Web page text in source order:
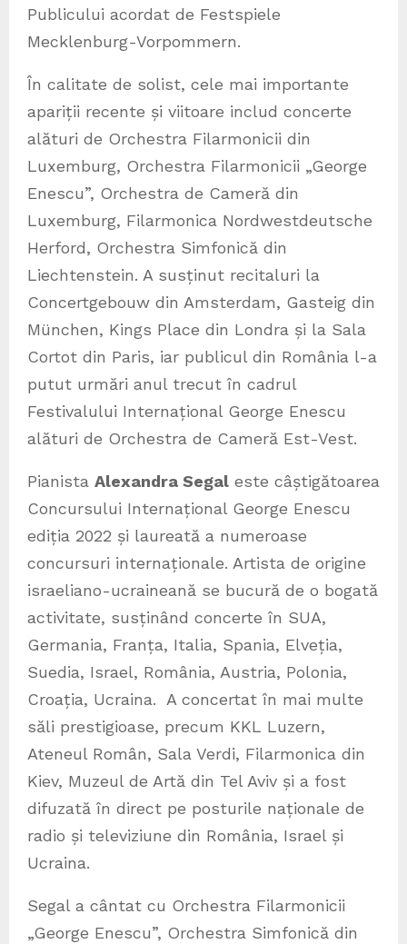
Publicului acordat de Festspiele
Mecklenburg-Vorpommern.
În calitate de solist, cele mai importante
apariții recente și viitoare includ concerte
alături de Orchestra Filarmonicii din
Luxemburg, Orchestra Filarmonicii „George
Enescu”, Orchestra de Cameră din
Luxemburg, Filarmonica Nordwestdeutsche
Herford, Orchestra Simfonică din
Liechtenstein. A susținut recitaluri la
Concertgebouw din Amsterdam, Gasteig din
München, Kings Place din Londra și la Sala
Cortot din Paris, iar publicul din România l-a
putut urmări anul trecut în cadrul
Festivalului Internațional George Enescu
alături de Orchestra de Cameră Est-Vest.
Pianista Alexandra Segal este câștigătoarea
Concursului Internațional George Enescu
ediția 2022 și laureată a numeroase
concursuri internaționale. Artista de origine
israeliano-ucraineană se bucură de o bogată
activitate, susținând concerte în SUA,
Germania, Franța, Italia, Spania, Elveția,
Suedia, Israel, România, Austria, Polonia,
Croația, Ucraina. A concertat în mai multe
săli prestigioase, precum KKL Luzern,
Ateneul Român, Sala Verdi, Filarmonica din
Kiev, Muzeul de Artă din Tel Aviv și a fost
difuzată în direct pe posturile naționale de
radio și televiziune din România, Israel și
Ucraina.
Segal a cântat cu Orchestra Filarmonicii
„George Enescu”, Orchestra Simfonică din